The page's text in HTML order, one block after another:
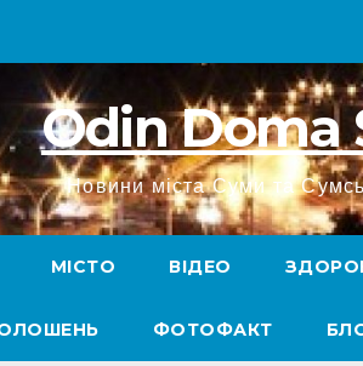
Odin Doma
Новини міста Суми та
МІСТО ВІДЕО
ФОТОФАКТ